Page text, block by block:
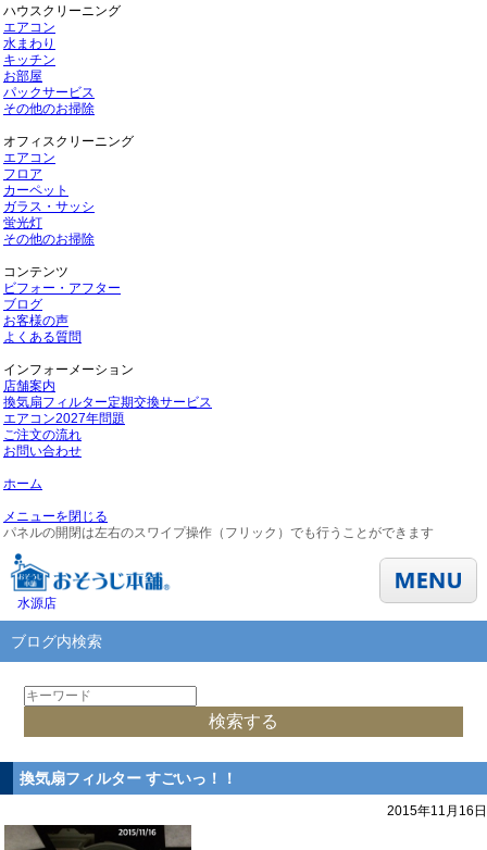
ハウスクリーニング
エアコン
水まわり
キッチン
お部屋
パックサービス
その他のお掃除
オフィスクリーニング
エアコン
フロア
カーペット
ガラス・サッシ
蛍光灯
その他のお掃除
コンテンツ
ビフォー・アフター
ブログ
お客様の声
よくある質問
インフォーメーション
店舗案内
換気扇フィルター定期交換サービス
エアコン2027年問題
ご注文の流れ
お問い合わせ
ホーム
メニューを閉じる
パネルの開閉は左右のスワイプ操作（フリック）でも行うことができます
水源店
ブログ内検索
換気扇フィルター すごいっ！！
2015年11月16日